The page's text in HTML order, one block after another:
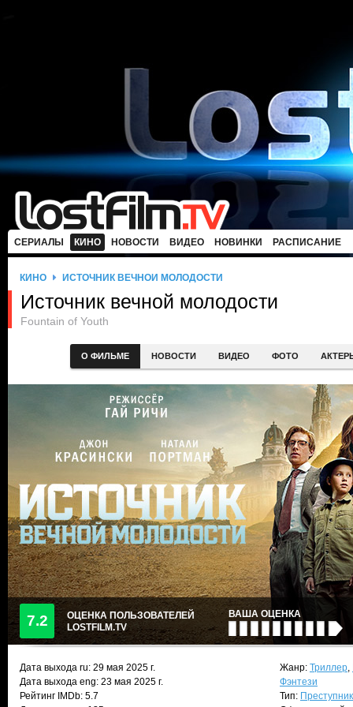
СЕРИАЛЫ КИНО НОВОСТИ ВИДЕО НОВИНКИ РАСПИСАНИЕ
КИНО ИСТОЧНИК ВЕЧНОЙ МОЛОДОСТИ
Источник вечной молодости
Fountain of Youth
О ФИЛЬМЕ НОВОСТИ ВИДЕО ФОТО
7.2
ОЦЕНКА ПОЛЬЗОВАТЕЛЕЙ
LOSTFILM.TV
ВАША ОЦЕНКА
Дата выхода ru: 29 мая 2025 г.
Дата выхода eng: 23 мая 2025 г.
Рейтинг IMDb: 5.7
Жанр: Триллер,
Фэнтези
Тип: